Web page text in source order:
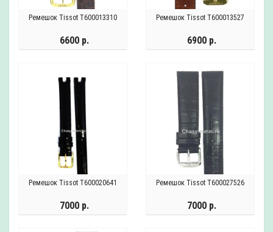
Ремешок Tissot T600013310
6600 р.
Ремешок Tissot T600013527
6900 р.
Ремешок Tissot T600020641
7000 р.
Ремешок Tissot T600027526
7000 р.